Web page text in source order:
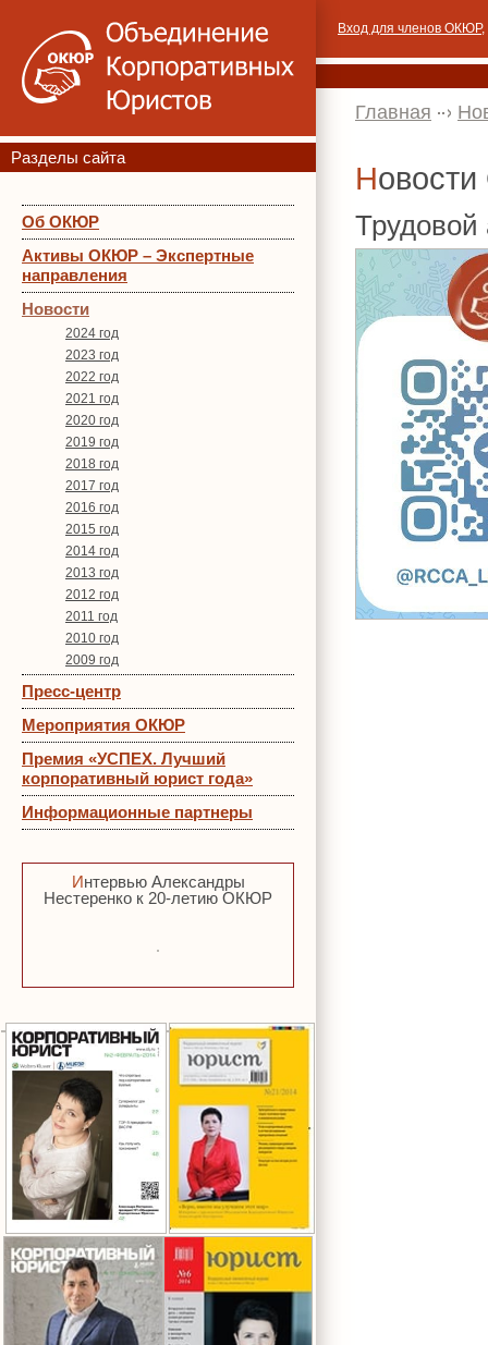
Разделы сайта
Об ОКЮР
Активы ОКЮР – Экспертные
направления
Новости
2024 год
2023 год
2022 год
2021 год
2020 год
2019 год
2018 год
2017 год
2016 год
2015 год
2014 год
2013 год
2012 год
2011 год
2010 год
2009 год
Пресс-центр
Мероприятия ОКЮР
Премия «УСПЕХ. Лучший
корпоративный юрист года»
Информационные партнеры
Интервью Александры
Нестеренко к 20-летию ОКЮР
Вход для членов ОКЮР,
Главная